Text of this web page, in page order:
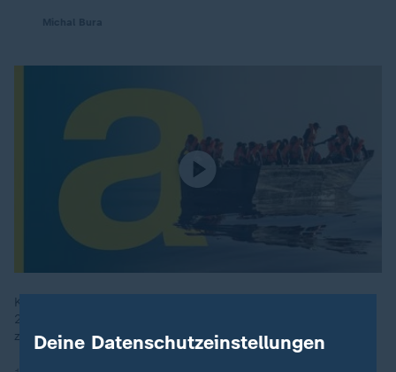
Kaum ein Thema spaltet Europa so sehr wie die Migration.
2015 herrschte Willkommenskultur, seitdem schwenkt die EU
zu einem härteren Umgang mit Geflüchteten.
Deine Datenschutzeinstellungen